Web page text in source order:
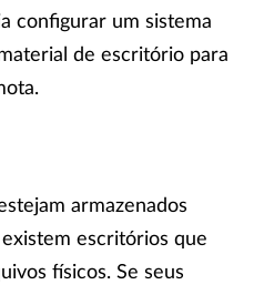
configurar um sistema
de escritório para
armazenados
escritórios que
físicos. Se seus